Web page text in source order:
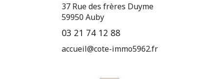
37 Rue des frères Duyme
59950 Auby
03 21 74 12 88
accueil@cote-immo5962.fr